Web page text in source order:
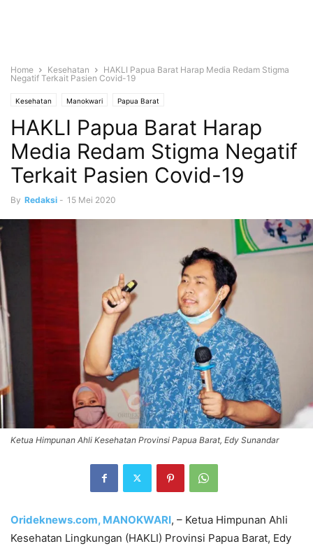
Home Kesehatan
HAKLI Papua Barat Harap Media Redam Stigma
Negatif Terkait Pasien Covid-19
Kesehatan Manokwari Papua Barat
HAKLI Papua Barat Harap
Media Redam Stigma Negatif
Terkait Pasien Covid-19
By Redaksi - 15 Mei 2020
Ketua Himpunan Ahli Kesehatan Provinsi Papua Barat, Edy Sunandar
Orideknews.com, MANOKWARI, – Ketua Himpunan Ahli
Kesehatan Lingkungan (HAKLI) Provinsi Papua Barat, Edy